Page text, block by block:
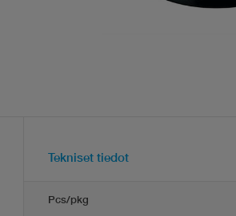
Tekniset tiedot
Pcs/pkg